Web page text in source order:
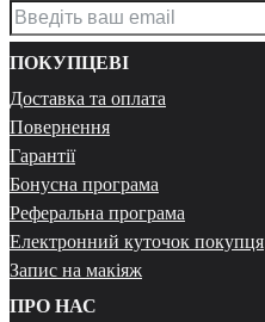
ПОКУПЦЕВІ
Доставка та оплата
Повернення
Гарантії
Бонусна програма
Реферальна програма
Електронний куточок покупця
Запис на макіяж
ПРО НАС